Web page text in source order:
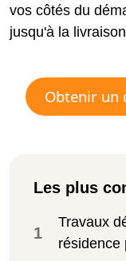
vos côtés du
jusqu'à la
Obtenir un
Les plus
1
Travaux
résidence